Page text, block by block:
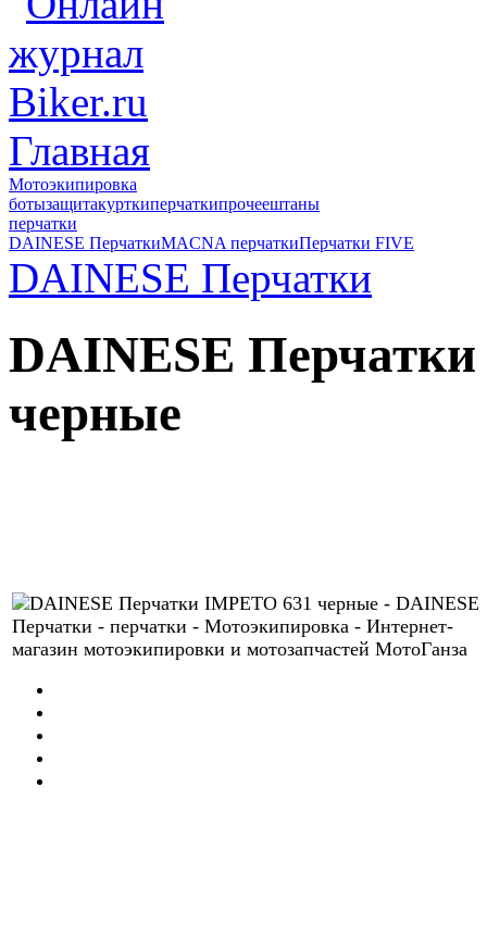
Главная
Мотоэкипировка
ботызащитакурткиперчаткипрочеештаны
перчатки
DAINESE ПерчаткиMACNA перчаткиПерчатки FIVE
DAINESE Перчатки
DAINESE
черные